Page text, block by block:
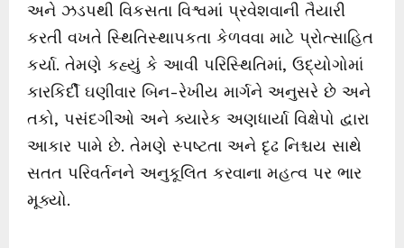
અને ઝડપથી વિકસતા વિશ્વમાં પ્રવેશવાની તૈયારી
કરતી વખતે સ્થિતિસ્થાપકતા કેળવવા માટે પ્રોત્સાહિત
કર્યા. તેમણે કહ્યું કે આવી પરિસ્થિતિમાં, ઉદ્યોગોમાં
કારકિર્દી ઘણીવાર બિન-રેખીય માર્ગને અનુસરે છે અને
તકો, પસંદગીઓ અને ક્યારેક અણધાર્યા વિક્ષેપો દ્વારા
આકાર પામે છે. તેમણે સ્પષ્ટતા અને દૃઢ નિશ્ચય સાથે
સતત પરિવર્તનને અનુકૂલિત કરવાના મહત્વ પર ભાર
મૂક્યો.